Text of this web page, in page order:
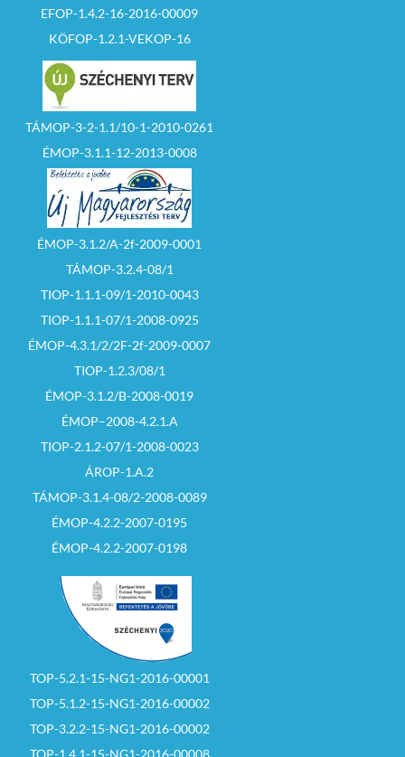
EFOP-1.4.2-16-2016-00009
KÖFOP-1.2.1-VEKOP-16
TÁMOP-3-2-1.1/10-1-2010-0261
ÉMOP-3.1.1-12-2013-0008
ÉMOP-3.1.2/A-2f-2009-0001
TÁMOP-3.2.4-08/1
TIOP-1.1.1-09/1-2010-0043
TIOP-1.1.1-07/1-2008-0925
ÉMOP-4.3.1/2/2F-2f-2009-0007
TIOP-1.2.3/08/1
ÉMOP-3.1.2/B-2008-0019
ÉMOP–2008-4.2.1.A
TIOP-2.1.2-07/1-2008-0023
ÁROP-1.A.2
TÁMOP-3.1.4-08/2-2008-0089
ÉMOP-4.2.2-2007-0195
ÉMOP-4.2.2-2007-0198
TOP-5.2.1-15-NG1-2016-00001
TOP-5.1.2-15-NG1-2016-00002
TOP-3.2.2-15-NG1-2016-00002